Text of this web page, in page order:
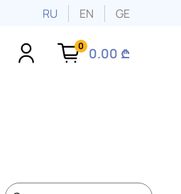
RU EN GE
0 0.00 ₾